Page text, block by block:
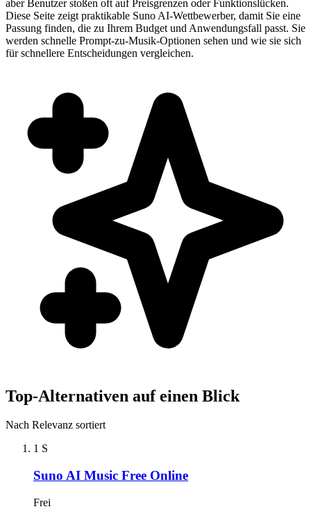
aber Benutzer stoßen oft auf Preisgrenzen oder Funktionslücken.
Diese Seite zeigt praktikable Suno AI-Wettbewerber, damit Sie eine
Passung finden, die zu Ihrem Budget und Anwendungsfall passt. Sie
werden schnelle Prompt-zu-Musik-Optionen sehen und wie sie sich
für schnellere Entscheidungen vergleichen.
Top-Alternativen auf einen Blick
Nach Relevanz sortiert
1 S
Suno AI Music Free Online
Frei